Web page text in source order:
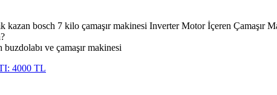
kazan bosch 7 kilo çamaşır makinesi Inverter Motor İçeren Çamaşır
ve çamaşır makinesi
4000 TL